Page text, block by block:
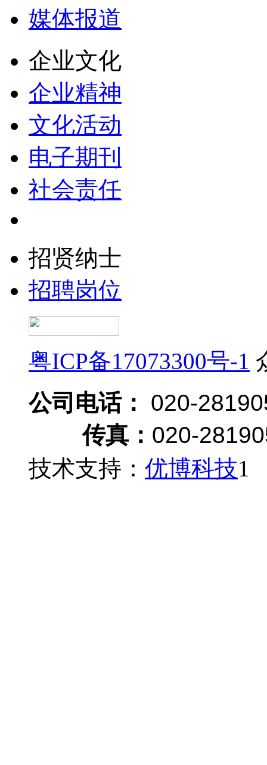
媒体报道
企业文化
企业精神
文化活动
电子期刊
社会责任
招贤纳士
招聘岗位
粤ICP备17073300号-1
公司电话： 020-
传真： 020-
技术支持： 优博科技1